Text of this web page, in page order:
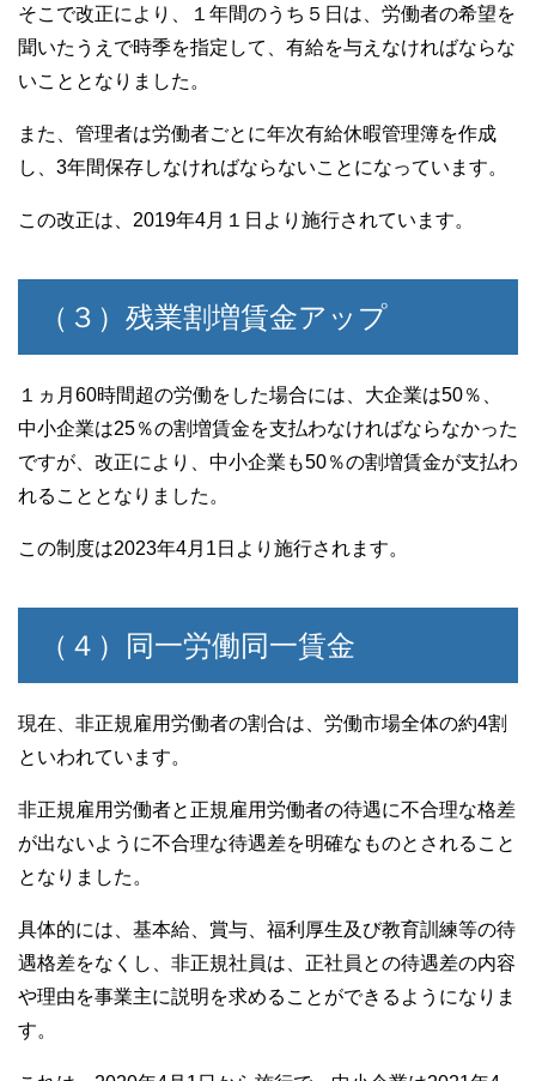
そこで改正により、１年間のうち５日は、労働者の希望を
聞いたうえで時季を指定して、有給を与えなければならな
いこととなりました。
また、管理者は労働者ごとに年次有給休暇管理簿を作成
し、3年間保存しなければならないことになっています。
この改正は、2019年4月１日より施行されています。
（３）残業割増賃金アップ
１ヵ月60時間超の労働をした場合には、大企業は50％、
中小企業は25％の割増賃金を支払わなければならなかった
ですが、改正により、中小企業も50％の割増賃金が支払わ
れることとなりました。
この制度は2023年4月1日より施行されます。
（４）同一労働同一賃金
現在、非正規雇用労働者の割合は、労働市場全体の約4割
といわれています。
非正規雇用労働者と正規雇用労働者の待遇に不合理な格差
が出ないように不合理な待遇差を明確なものとされること
となりました。
具体的には、基本給、賞与、福利厚生及び教育訓練等の待
遇格差をなくし、非正規社員は、正社員との待遇差の内容
や理由を事業主に説明を求めることができるようになりま
す。